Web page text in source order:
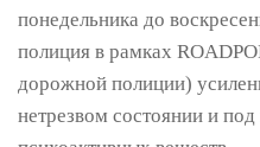
понедельника до
полиция в рамках
дорожной полиции)
нетрезвом состоянии и под